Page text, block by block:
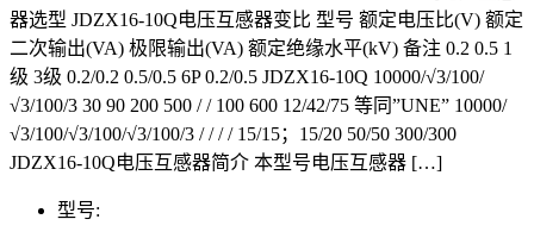
器选型 JDZX16-10Q电压互感器变比 型号 额定电压比(V) 额定
二次输出(VA) 极限输出(VA) 额定绝缘水平(kV) 备注 0.2 0.5 1
级 3级 0.2/0.2 0.5/0.5 6P 0.2/0.5 JDZX16-10Q 10000/√3/100/
√3/100/3 30 90 200 500 / / 100 600 12/42/75 等同”UNE” 10000/
√3/100/√3/100/√3/100/3 / / / / 15/15；15/20 50/50 300/300
JDZX16-10Q电压互感器简介 本型号电压互感器 […]
型号: